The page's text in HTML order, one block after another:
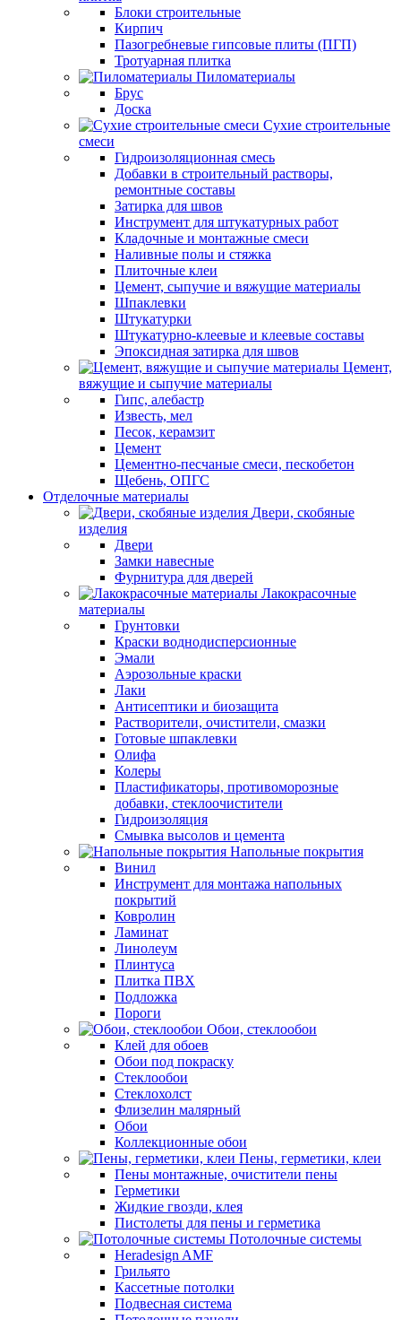
Блоки строительные
Кирпич
Пазогребневые гипсовые плиты (ПГП)
Тротуарная плитка
Пиломатериалы
Брус
Доска
Сухие строительные
смеси
Гидроизоляционная смесь
Добавки в строительный растворы,
ремонтные составы
Затирка для швов
Инструмент для штукатурных работ
Кладочные и монтажные смеси
Наливные полы и стяжка
Плиточные клеи
Цемент, сыпучие и вяжущие материалы
Шпаклевки
Штукатурки
Штукатурно-клеевые и клеевые составы
Эпоксидная затирка для швов
Цемент,
вяжущие и сыпучие материалы
Гипс, алебастр
Известь, мел
Песок, керамзит
Цемент
Цементно-песчаные смеси, пескобетон
Щебень, ОПГС
Отделочные материалы
Двери, скобяные
изделия
Двери
Замки навесные
Фурнитура для дверей
Лакокрасочные
материалы
Грунтовки
Краски воднодисперсионные
Эмали
Аэрозольные краски
Лаки
Антисептики и биозащита
Растворители, очистители, смазки
Готовые шпаклевки
Олифа
Колеры
Пластификаторы, противоморозные
добавки, стеклоочистители
Гидроизоляция
Смывка высолов и цемента
Напольные покрытия
Винил
Инструмент для монтажа напольных
покрытий
Ковролин
Ламинат
Линолеум
Плинтуса
Плитка ПВХ
Подложка
Пороги
Обои, стеклообои
Клей для обоев
Обои под покраску
Стеклообои
Стеклохолст
Флизелин малярный
Обои
Коллекционные обои
Пены, герметики, клеи
Пены монтажные, очистители пены
Герметики
Жидкие гвозди, клея
Пистолеты для пены и герметика
Потолочные системы
Heradesign AMF
Грильято
Кассетные потолки
Подвесная система